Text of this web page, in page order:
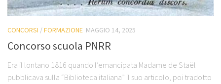
CONCORSI /FORMAZIONE MAGGIO 14, 2025
Concorso scuola PNRR
Era il lontano 1816 quando l’emancipata Madame de Staël
pubblicava sulla “Biblioteca italiana” il suo articolo, poi tradotto